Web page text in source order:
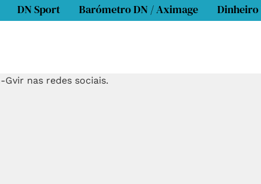
DN Sport Barómetro DN / Aximage Dinheiro